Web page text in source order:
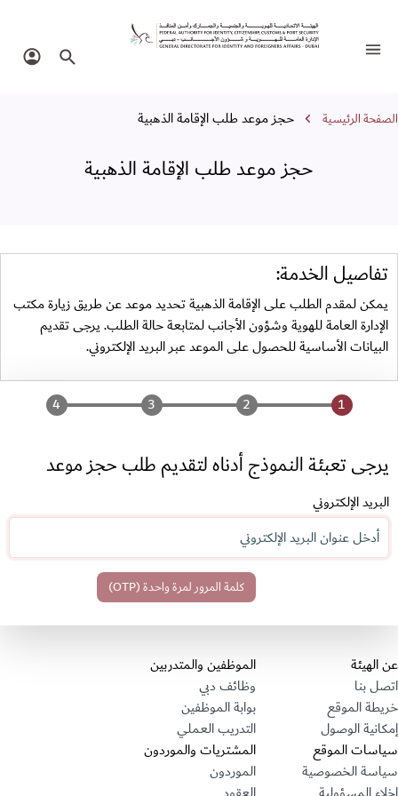
حجز موعد طلب الإقامة الذهبية
تبديل التنقل البحث في
مسار التنقل
الصفحة الرئيسية حجز موعد طلب الإقامة الذهبية
حجز موعد طلب الإقامة الذهبية
تفاصيل الخدمة:
يمكن لمقدم الطلب على الإقامة الذهبية تحديد موعد عن طريق زيارة مكتب
الإدارة العامة للهوية وشؤون الأجانب لمتابعة حالة الطلب. يرجى تقديم
البيانات الأساسية للحصول على الموعد عبر البريد الإلكتروني.
يرجى تعبئة النموذج أدناه لتقديم طلب حجز موعد
البريد الإلكتروني
قسم التذييل
عن الهيئة
اتصل بنا
خريطة الموقع
إمكانية الوصول
الموظفين والمتدربين
وظائف دبي
بوابة الموظفين
التدريب العملي
سياسات الموقع
سياسة الخصوصية
المشتريات والموردون
الموردون